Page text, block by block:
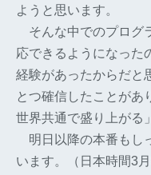
ようと思います。
そんな中でのプログ
応できるようになった
経験があったからだと
とつ確信したことがあ
世界共通で盛り上がる
明日以降の本番もし
います。（日本時間3